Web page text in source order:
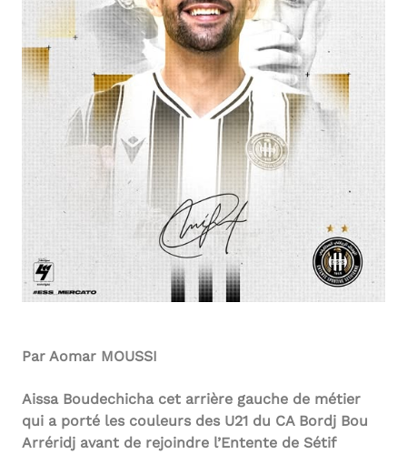
Par Aomar MOUSSI
Aissa Boudechicha cet arrière gauche de métier
qui a porté les couleurs des U21 du CA Bordj Bou
Arréridj avant de rejoindre l’Entente de Sétif